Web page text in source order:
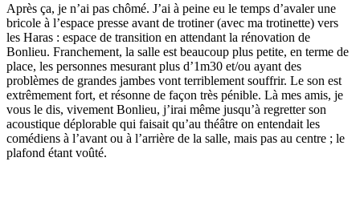
Après ça, je n’ai pas chômé. J’ai à peine eu le temps d’avaler une
bricole à l’espace presse avant de trotiner (avec ma trotinette) vers
les Haras : espace de transition en attendant la rénovation de
Bonlieu. Franchement, la salle est beaucoup plus petite, en terme de
place, les personnes mesurant plus d’1m30 et/ou ayant des
problèmes de grandes jambes vont terriblement souffrir. Le son est
extrêmement fort, et résonne de façon très pénible. Là mes amis, je
vous le dis, vivement Bonlieu, j’irai même jusqu’à regretter son
acoustique déplorable qui faisait qu’au théâtre on entendait les
comédiens à l’avant ou à l’arrière de la salle, mais pas au centre ; le
plafond étant voûté.